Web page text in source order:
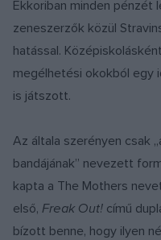
Ekkoriban minden
zeneszerzők közül
hatással.
megélhetési okokból egy
is játszott.
Az általa szerényen csak
bandájának” nevezett
kapta a The Mothers
első, Freak Out! című
bízott benne, hogy ilyen